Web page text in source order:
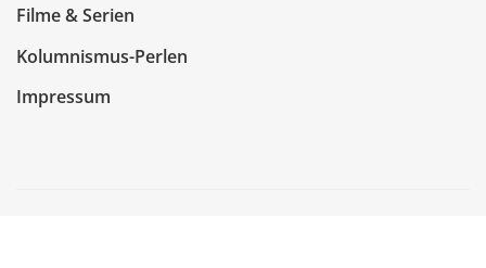
Filme & Serien
Kolumnismus-Perlen
Impressum